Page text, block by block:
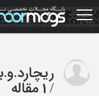
Skip
to
main
/ 1 مقاله